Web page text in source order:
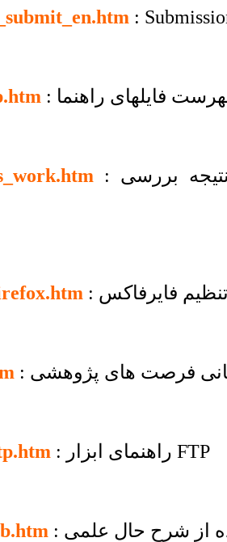
:
فایل​های راهنما
: تغییرات جمعی و اطلاع‌رسانی وضعیت و نتیجه بررسی
تنظیم فایرفاکس
فرصت های پژوهشی
: راهنمای ابزار FTP
از شرح حال علمی